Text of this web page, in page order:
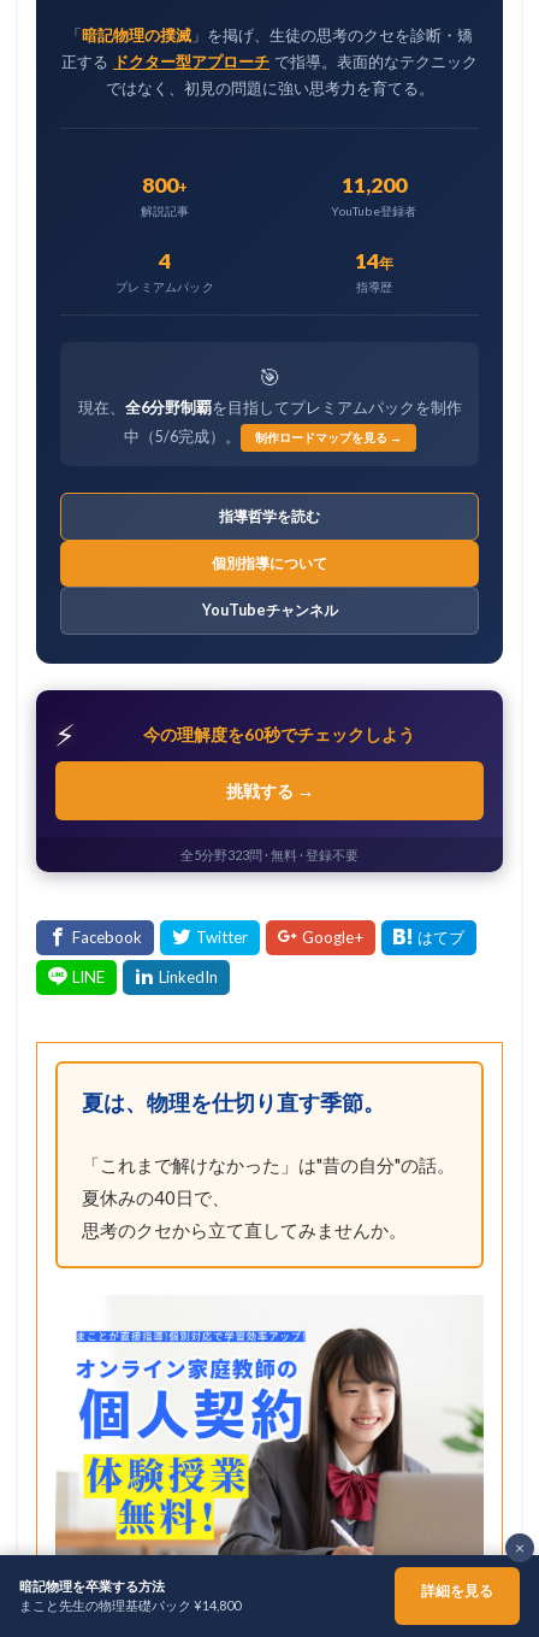
「暗記物理の撲滅 」を掲げ、生徒の思考のクセを診断・矯
正する ドクター型アプローチ で指導。表面的なテクニック
ではなく、初見の問題に強い思考力を育てる。
800+
解説記事
11,200
YouTube登録者
4
プレミアムパック
14年
指導歴
🎯
現在、 全6分野制覇を目指してプレミアムパックを制作
中（5/6完成）。
制作ロードマップを見る →
指導哲学を読む
個別指導について
YouTubeチャンネル
⚡ 今の理解度を60秒でチェックしよう
挑戦する →
全5分野323問 · 無料 · 登録不要
夏は、物理を仕切り直す季節。
「これまで解けなかった」は"昔の自分"の話。
夏休みの40日で、
思考のクセから立て直してみませんか。
×
暗記物理を卒業する方法
まこと先生の物理基礎パック ¥14,800
詳細を見る